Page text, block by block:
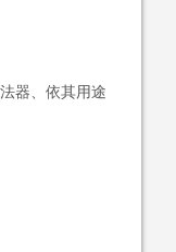
器、依其用途